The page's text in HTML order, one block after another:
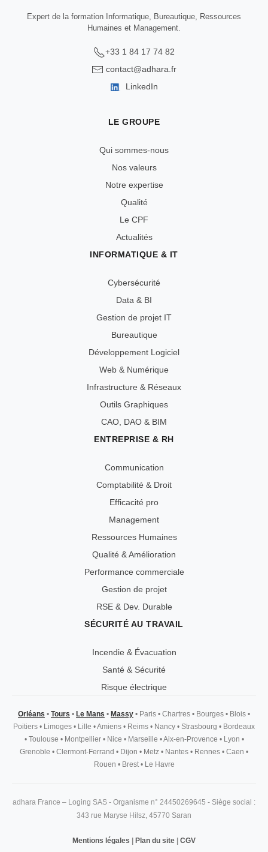
Expert de la formation Informatique, Bureautique, Ressources
Humaines et Management.
+33 1 84 17 74 82
contact@adhara.fr
LinkedIn
LE GROUPE
Qui sommes-nous
Nos valeurs
Notre expertise
Qualité
Le CPF
Actualités
INFORMATIQUE & IT
Cybersécurité
Data & BI
Gestion de projet IT
Bureautique
Développement Logiciel
Web & Numérique
Infrastructure & Réseaux
Outils Graphiques
CAO, DAO & BIM
ENTREPRISE & RH
Communication
Comptabilité & Droit
Efficacité pro
Management
Ressources Humaines
Qualité & Amélioration
Performance commerciale
Gestion de projet
RSE & Dev. Durable
SÉCURITÉ AU TRAVAIL
Incendie & Évacuation
Santé & Sécurité
Risque électrique
Orléans • Tours • Le Mans • Massy • Paris • Chartres • Bourges • Blois •
Poitiers • Limoges • Lille •Amiens • Reims • Nancy • Strasbourg • Bordeaux
•Toulouse •Montpellier •Nice •Marseille •Aix-en-Provence •Lyon •
Grenoble • Clermont-Ferrand • Dijon • Metz • Nantes • Rennes • Caen •
Rouen •Brest•Le Havre
adhara France – Loging SAS - Organisme n° 24450269645 - Siège social :
343 rue Maryse Hilsz, 45770 Saran
Mentions légales Plan du site CGV